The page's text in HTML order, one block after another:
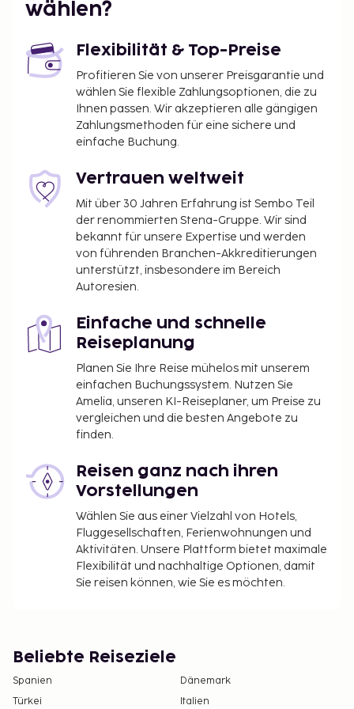
Strandhotel Travemünde ist: Flughafen Hamburg
Zum Angebot gehören ein kostenloser
Internetzugang per Kabel, ein Businesscenter und
ein Textilreinigungsservice. Der Flughafentransfer
(rund um die Uhr) ist kostenpflichtig; außerdem gibt
es vor Ort Folgendes: Parken ohne Service
(kostenpflichtig). Entspann dich im Wellnessbereich,
der Massagen, Körperbehandlungen und
Gesichtsbehandlungen bietet. Für deine Freizeit
bieten sich folgende Einrichtungen an: Sauna und
Fahrradverleih. Zu den Highlights, die dieses Hotel
bietet, gehören zudem kostenloses WLAN, ein
Friseursalon und Einkaufsmöglichkeiten. Lass
deinen Tag bei einem Drink an der Bar/Lounge
Woche von 07:00 Uhr bis 11:00 Uhr und am
Wochenende von 07:00 Uhr bis 12:00 Uhr gegen
Gebühr angeboten. Vom 3. August 2026 bis zum 30.
September 2026 werden in der Unterkunft
Renovierungsarbeiten durchgeführt (Änderungen
vorbehalten). Die folgenden Bereiche sind
betroffen:
Pool
jeglicher Art während der Renovierungsarbeiten so
gering wie möglich zu halten.
Du wirst gebeten, die folgenden Gebühren direkt in
der Unterkunft zu zahlen. Gebühren beinhalten
bzw. Tourismusabgabe. Die Abgabe ist
wählen?
Flexibilität & Top-Preise
Profitieren Sie von unserer Preisgarantie und
wählen Sie flexible Zahlungsoptionen, die zu
Ihnen passen. Wir akzeptieren alle gängigen
Zahlungsmethoden für eine sichere und
einfache Buchung.
Vertrauen weltweit
Mit über 30 Jahren Erfahrung ist Sembo Teil
der renommierten Stena-Gruppe. Wir sind
bekannt für unsere Expertise und werden
von führenden Branchen-Akkreditierungen
unterstützt, insbesondere im Bereich
Autoresien.
Einfache und schnelle
Reiseplanung
Planen Sie Ihre Reise mühelos mit unserem
einfachen Buchungssystem. Nutzen Sie
Amelia, unseren KI-Reiseplaner, um Preise zu
vergleichen und die besten Angebote zu
finden.
Reisen ganz nach ihren
Vorstellungen
Wählen Sie aus einer Vielzahl von Hotels,
Fluggesellschaften, Ferienwohnungen und
Aktivitäten. Unsere Plattform bietet maximale
Flexibilität und nachhaltige Optionen, damit
Sie reisen können, wie Sie es möchten.
Beliebte Reiseziele
Spanien
Dänemark
Türkei
Italien